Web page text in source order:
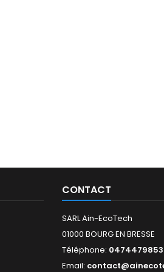
CONTACT
SARL Ain-EcoTech
01000 BOURG EN BRESSE
Téléphone: 0474479853
Email: